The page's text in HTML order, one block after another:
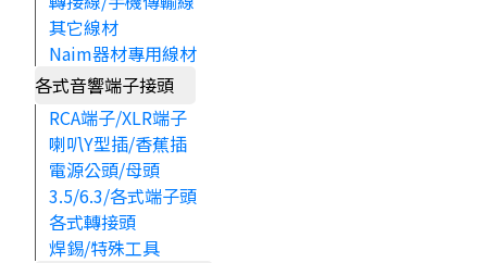
其它線材
Naim器材專用線材
各式音響端子接頭
RCA端子/XLR端子
喇叭Y型插/香蕉插
電源公頭/母頭
3.5/6.3/各式端子頭
各式轉接頭
焊錫/特殊工具